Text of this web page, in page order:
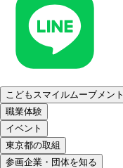
こどもスマイルムーブメント
職業体験
イベント
東京都の取組
参画企業・団体を知る